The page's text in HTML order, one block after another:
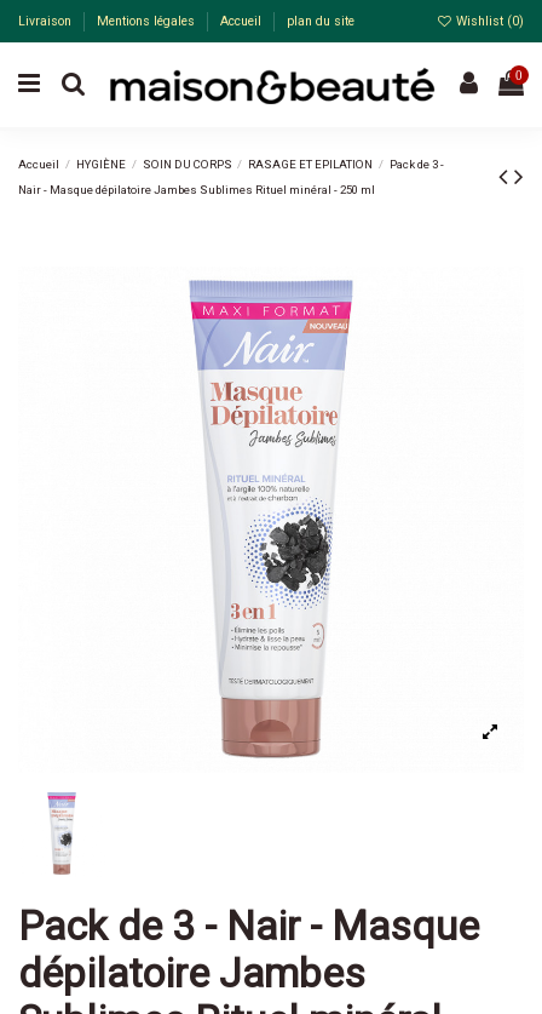
Livraison Mentions légales Accueil plan du site Wishlist (0)
0
Accueil HYGIÈNE SOIN DU CORPS RASAGE ET EPILATION
Pack de 3 -
Nair - Masque dépilatoire Jambes Sublimes Rituel minéral - 250 ml
Pack de 3 - Nair - Masque
dépilatoire Jambes